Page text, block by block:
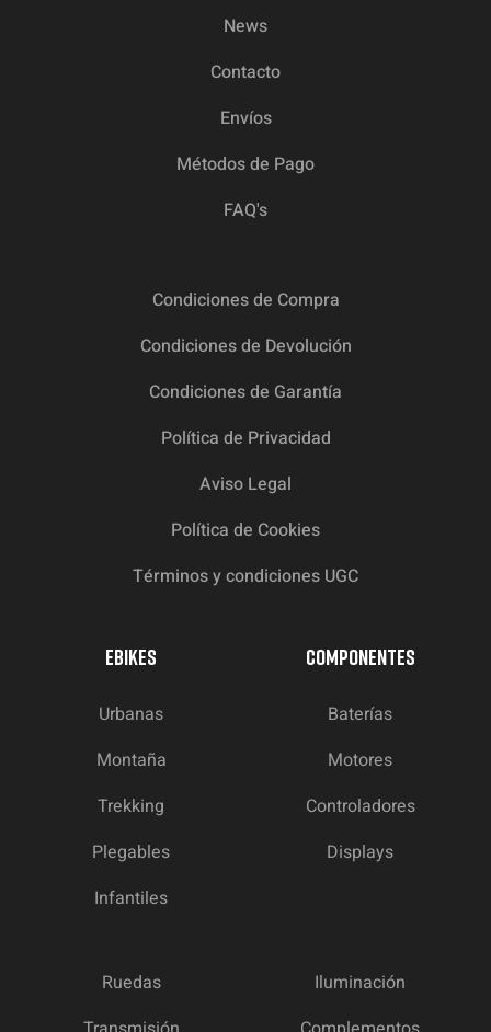
News
Contacto
Envíos
Métodos de Pago
FAQ's
Condiciones de Compra
Condiciones de Devolución
Condiciones de Garantía
Política de Privacidad
Aviso Legal
Política de Cookies
Términos y condiciones UGC
EBIKES
Urbanas
Montaña
Trekking
Plegables
Infantiles
COMPONENTES
Baterías
Motores
Controladores
Displays
Ruedas
Iluminación